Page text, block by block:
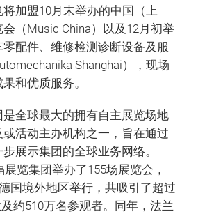
加盟10月末举办的中国（上
（Music China）以及12月初举
配件、维修检测诊断设备及服
Shanghai），现场
和优质服务。
全球最大的拥有自主展览场地
活动主办机构之一，旨在通过
展示集团的全球业务网络。
览集团举办了155场展览会，
国境外地区举行，共吸引了超过
约510万名参观者。同年，法兰